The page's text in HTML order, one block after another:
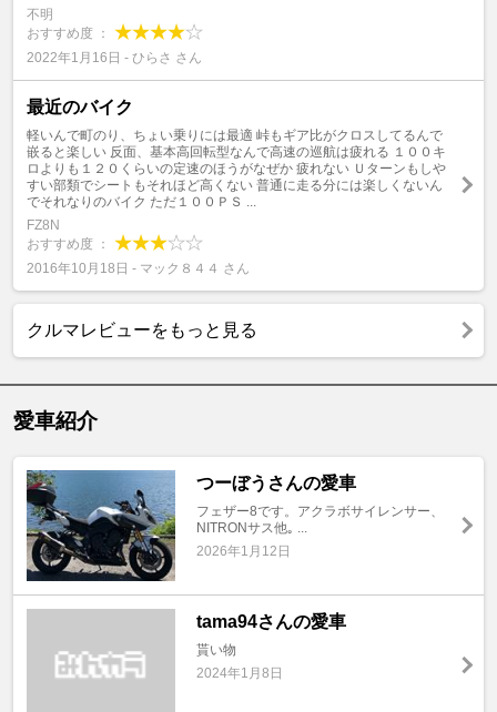
不明
おすすめ度 ：
2022年1月16日 - ひらさ さん
最近のバイク
軽いんで町のり、ちょい乗りには最適 峠もギア比がクロスしてるんで
嵌ると楽しい 反面、基本高回転型なんで高速の巡航は疲れる １００キ
ロよりも１２０くらいの定速のほうがなぜか 疲れない Ｕターンもしや
すい部類でシートもそれほど高くない 普通に走る分には楽しくないん
でそれなりのバイク ただ１００ＰＳ ...
FZ8N
おすすめ度 ：
2016年10月18日 - マック８４４ さん
クルマレビューをもっと見る
愛車紹介
つーぼうさんの愛車
フェザー8です。アクラボサイレンサー、
NITRONサス他｡ ...
2026年1月12日
tama94さんの愛車
貰い物
2024年1月8日